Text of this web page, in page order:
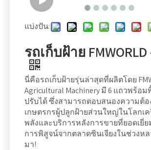
แบ่งปัน:
รถเก็บฝ้าย
นี่คือรถเก็บฝ้ายรุ่นล่าสุดที่ผลิตโดย
Agricultural Machinery มี 6 แถวพร้อ
ปรับได้ ซึ่งสามารถตอบสนองความต้อ
เกษตรกรผู้ปลูกฝ้ายส่วนใหญ่ในโลกเ
พลังและบริการหลังการขายที่ยอดเยี่ย
การพิสูจน์จากตลาดซินเจียงในช่วงห
มา!